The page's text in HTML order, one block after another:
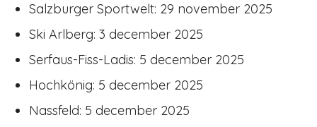
Salzburger Sportwelt: 29 november 2025
Ski Arlberg: 3 december 2025
Serfaus-Fiss-Ladis: 5 december 2025
Hochkönig: 5 december 2025
Nassfeld: 5 december 2025